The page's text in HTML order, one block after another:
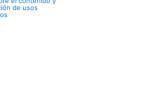
de usos